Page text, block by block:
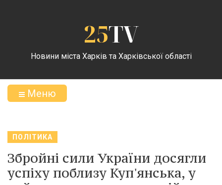
25TV
Новини міста Харків та Харківської області
Меню
ПОЛІТИКА
Збройні сили України досягли
успіху поблизу Куп'янська, у